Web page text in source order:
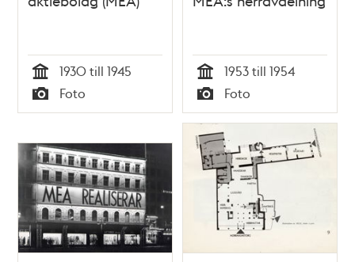
Tid
1930 till 1945
Typ
Foto Tid
1953 till 1954
Typ
Foto